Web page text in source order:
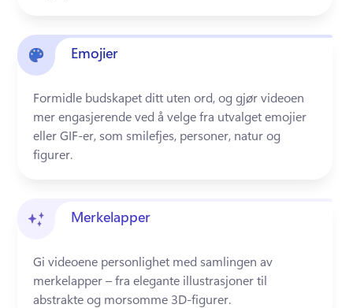
Emojier
Formidle budskapet ditt uten ord, og gjør videoen
mer engasjerende ved å velge fra utvalget emojier
eller GIF-er, som smilefjes, personer, natur og
figurer.
Merkelapper
Gi videoene personlighet med samlingen av
merkelapper – fra elegante illustrasjoner til
abstrakte og morsomme 3D-figurer.